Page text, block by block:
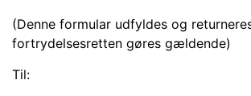
(Denne formular udfyldes og
fortrydelsesretten gøres gældende)
Til: